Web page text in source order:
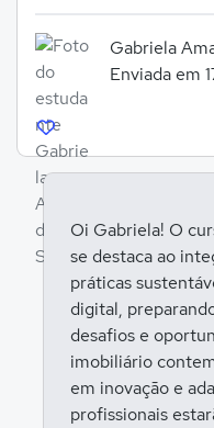
Gabriela
Enviada em
Entrar
Oi Gabriela! O
se destaca ao
práticas
digital,
desafios e
imobiliário
em inovação e
profissionais